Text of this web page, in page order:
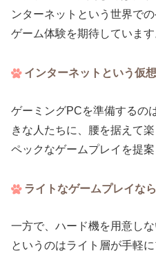
ンターネットという世界で
ゲーム体験を期待しています
インターネットという仮
ゲーミングPCを準備するの
きな人たちに、腰を据えて
ペックなゲームプレイを提
ライトなゲームプレイな
一方で、ハード機を用意し
というのはライト層が手軽